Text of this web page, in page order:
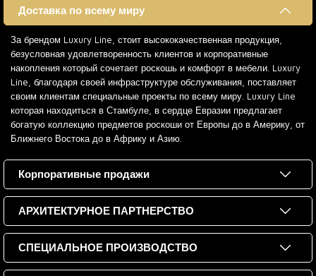
Доставка по всему миру
За брендом Luxury Line, стоит высококачественная продукция,
безусловная удовлетворенность клиентов и корпоративные
накопления который сочетает роскошь и комфорт в мебели. Luxury
Line, благодаря своей инфраструктуре обслуживания, поставляет
своим клиентам специальные проекты по всему миру. Luxury Line
которая находиться в Стамбуле, в сердце Евразии предлагает
богатую коллекцию предметов роскоши от Европы до в Америку, от
Ближнего Востока до в Африку и Азию.
Корпоративные продажи
АРХИТЕКТУРНОЕ ПАРТНЕРСТВО
СПЕЦИАЛЬНОЕ ПРОИЗВОДСТВО